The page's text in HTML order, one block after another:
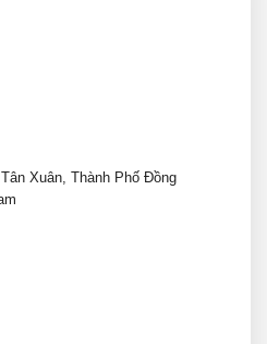
Xuân, Thành Phố Đồng